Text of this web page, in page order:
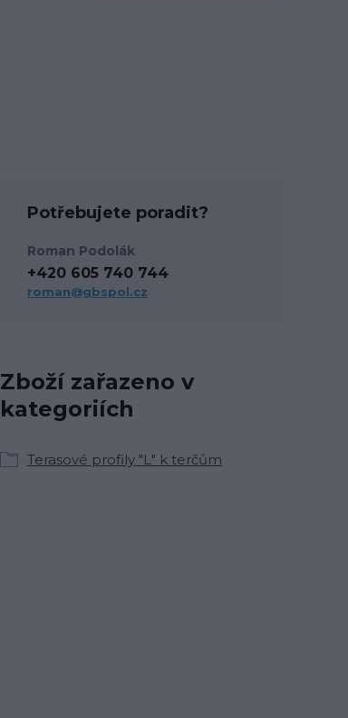
Zboží zařazeno v
kategoriích
Terasové profily "L" k terčům
Potřebujete poradit?
Roman Podolák
+420 605 740 744
roman@gbspol.cz